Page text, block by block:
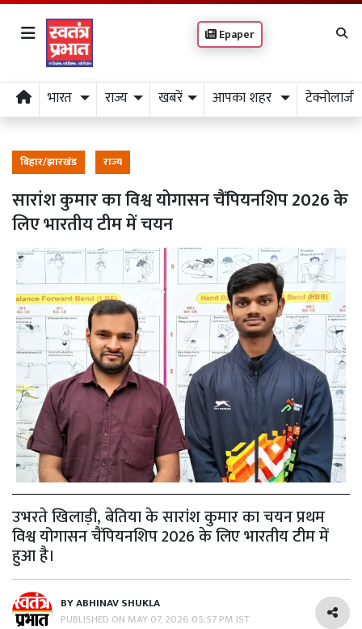
Epaper
भारत राज्य खबरें आपका शहर टेक्नोलाजी
बिहार/झारखंड राज्य
सारांश कुमार का विश्व योगासन चैंपियनशिप 2026 के
लिए भारतीय टीम में चयन
उभरते खिलाड़ी, बेतिया के सारांश कुमार का चयन प्रथम
विश्व योगासन चैंपियनशिप 2026 के लिए भारतीय टीम में
हुआ है।
BYABHINAV SHUKLA
PUBLISHED ON MAY 07, 2026 05:57 PM IST